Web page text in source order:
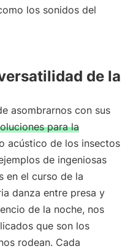
los sonidos del
de la
asombrarnos con sus
para la
acústico de los insectos
de ingeniosas
en el curso de la
danza entre presa y
de la noche, nos
que son los
rodean. Cada